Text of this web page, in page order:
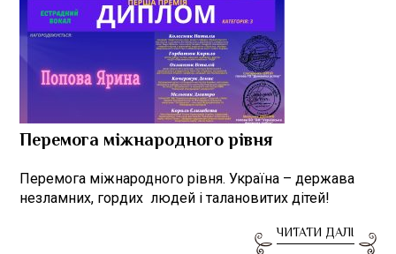
Перемога міжнародного рівня
Перемога міжнародного рівня. Україна – держава
незламних, гордих людей і талановитих дітей!
ЧИТАТИ ДАЛІ